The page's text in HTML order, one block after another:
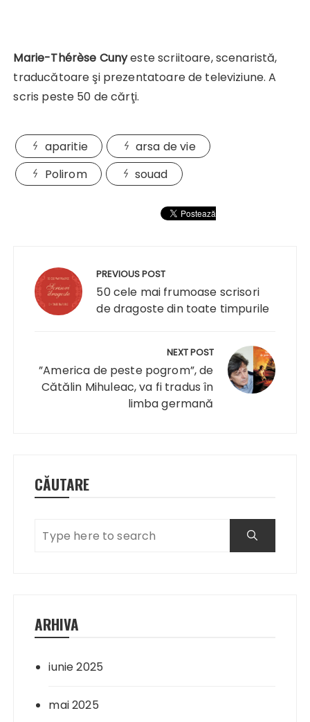
Marie-Thérèse Cunyeste scriitoare, scenaristă,
traducătoare şi prezentatoare de televiziune. A
scris peste 50 de cărţi.
aparitie
arsa de vie
Polirom
souad
articole
PREVIOUS POST
50 cele mai frumoase scrisori
de dragoste din toate timpurile
NEXT POST
”America de peste pogrom”, de
Cătălin Mihuleac, va fi tradus în
limba germană
CĂUTARE
ARHIVA
iunie 2025
mai 2025